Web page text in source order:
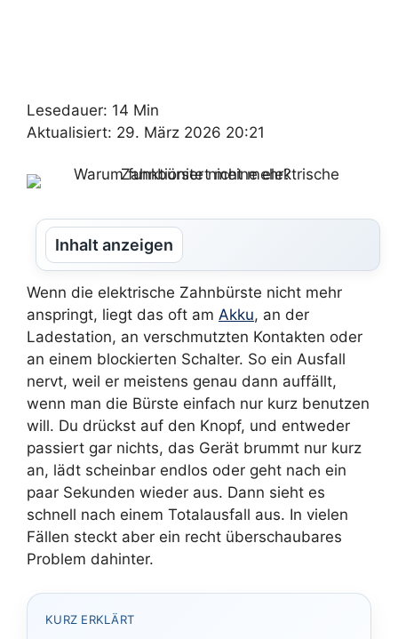
Lesedauer: 14 Min
Aktualisiert: 29. März 2026 20:21
Inhalt anzeigen
Wenn die elektrische Zahnbürste nicht mehr
anspringt, liegt das oft am Akku, an der
Ladestation, an verschmutzten Kontakten oder
an einem blockierten Schalter. So ein Ausfall
nervt, weil er meistens genau dann auffällt,
wenn man die Bürste einfach nur kurz benutzen
will. Du drückst auf den Knopf, und entweder
passiert gar nichts, das Gerät brummt nur kurz
an, lädt scheinbar endlos oder geht nach ein
paar Sekunden wieder aus. Dann sieht es
schnell nach einem Totalausfall aus. In vielen
Fällen steckt aber ein recht überschaubares
Problem dahinter.
KURZ ERKLÄRT